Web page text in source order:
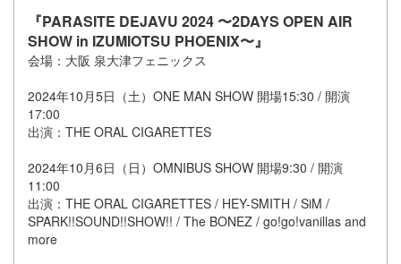
『PARASITE DEJAVU 2024 〜2DAYS OPEN AIR
SHOW in IZUMIOTSU PHOENIX〜』
会場：大阪 泉大津フェニックス
2024年10月5日（土）ONE MAN SHOW 開場15:30 / 開演
17:00
出演：THE ORAL CIGARETTES
2024年10月6日（日）OMNIBUS SHOW 開場9:30 / 開演
11:00
出演：THE ORAL CIGARETTES / HEY-SMITH / SiM /
SPARK!!SOUND!!SHOW!! / The BONEZ / go!go!vanillas and
more